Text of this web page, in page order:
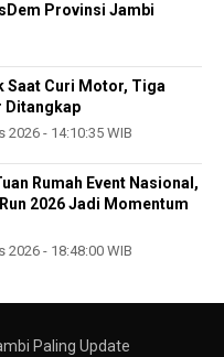
Provinsi Jambi
Saat Curi Motor, Tiga
Ditangkap
- 14:10:35 WIB
Rumah Event Nasional,
2026 Jadi Momentum
- 18:48:00 WIB
Paling Update